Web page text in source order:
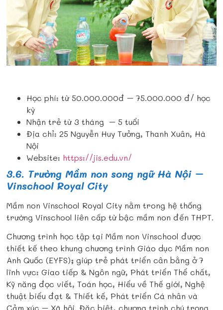
Học phí: từ 50.000.000đ – 75.000.000 đ/ học
kỳ
Nhận trẻ từ 3 tháng – 5 tuổi
Địa chỉ: 25 Nguyễn Huy Tưởng, Thanh Xuân, Hà
Nội
Website: https://jis.edu.vn/
3.6. Trường Mầm non song ngữ Hà Nội –
Vinschool Royal City
Mầm non Vinschool Royal City nằm trong hệ thống
trường Vinschool liên cấp từ bậc mầm non đến THPT.
Chương trình học tập tại Mầm non Vinschool được
thiết kế theo khung chương trình Giáo dục Mầm non
Anh Quốc (EYFS); giúp trẻ phát triển cân bằng ở 7
lĩnh vực: Giao tiếp & Ngôn ngữ, Phát triển Thể chất,
Kỹ năng đọc viết, Toán học, Hiểu về Thế giới, Nghệ
thuật biểu đạt & Thiết kế, Phát triển Cá nhân và